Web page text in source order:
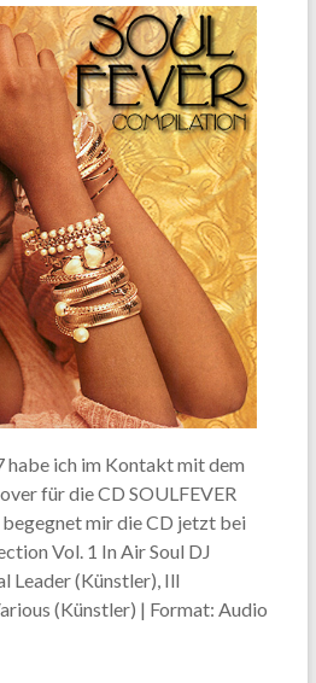
habe ich im Kontakt mit dem
für die CD SOULFEVER
mir die CD jetzt bei
Vol. 1 In Air Soul DJ
Leader (Künstler), Ill
(Künstler) | Format: Audio